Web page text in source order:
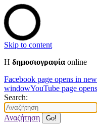
Skip to content
Η δημοσιογραφία online
Facebook page opens in
windowYouTube page
Search:
Αναζήτηση